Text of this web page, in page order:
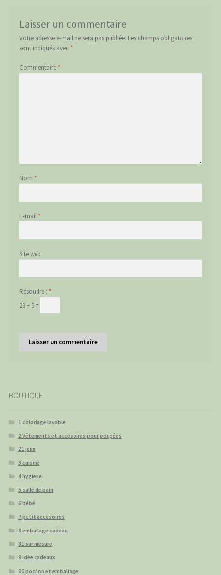
Laisser un commentaire
Votre adresse e-mail ne sera pas publiée. Les champs obligatoires
sont indiqués avec *
Commentaire *
Nom *
E-mail *
Site web
Résoudre : *
23 − 5 =
BOUTIQUE
1 coloriage lavable
2 Vêtements et accesoires pour poupées
21 jeux
3 cuisine
4 hygiene
5 salle de bain
6 bébé
7 petit accesoires
8 emballage cadeau
81 sur mesure
9 Idée cadeaux
90 pochon et emballage